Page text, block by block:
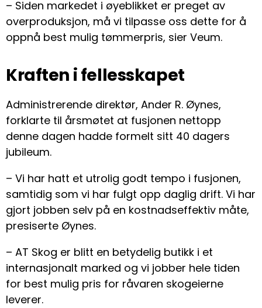
– Siden markedet i øyeblikket er preget av
overproduksjon, må vi tilpasse oss dette for å
oppnå best mulig tømmerpris, sier Veum.
Kraften i fellesskapet
Administrerende direktør, Ander R. Øynes,
forklarte til årsmøtet at fusjonen nettopp
denne dagen hadde formelt sitt 40 dagers
jubileum.
– Vi har hatt et utrolig godt tempo i fusjonen,
samtidig som vi har fulgt opp daglig drift. Vi har
gjort jobben selv på en kostnadseffektiv måte,
presiserte Øynes.
– AT Skog er blitt en betydelig butikk i et
internasjonalt marked og vi jobber hele tiden
for best mulig pris for råvaren skogeierne
leverer.